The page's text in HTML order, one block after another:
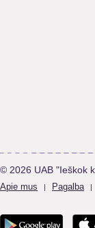
© 2026 UAB "Ieškok
Apie mus | Pagalba |